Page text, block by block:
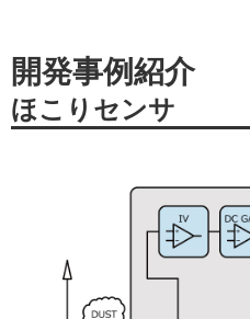
開発事例紹介
ほこりセンサ